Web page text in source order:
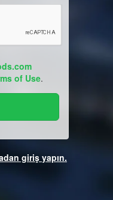
of Use.
giriş yapın.